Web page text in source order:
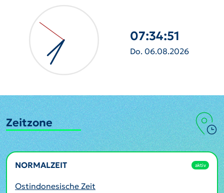
07:34:52
Do. 06.08.2026
Zeitzone
NORMALZEIT aktiv
Ostindonesische Zeit